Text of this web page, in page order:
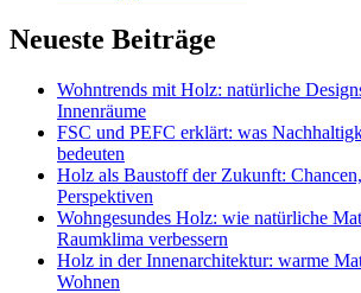
Neueste Beiträge
Wohntrends mit Holz: natürliche
Innenräume
FSC und PEFC erklärt: was
bedeuten
Holz als Baustoff der Zukunft:
Perspektiven
Wohngesundes Holz: wie natürliche
Raumklima verbessern
Holz in der Innenarchitektur: warme
Wohnen